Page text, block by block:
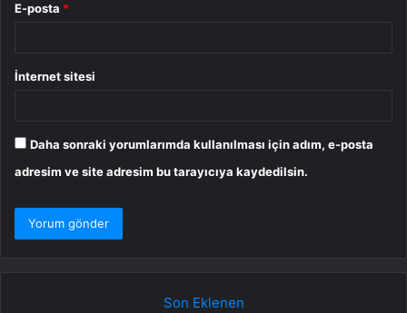
E-posta *
İnternet sitesi
Daha sonraki yorumlarımda kullanılması için adım, e-posta
adresim ve site adresim bu tarayıcıya kaydedilsin.
Son Eklenen